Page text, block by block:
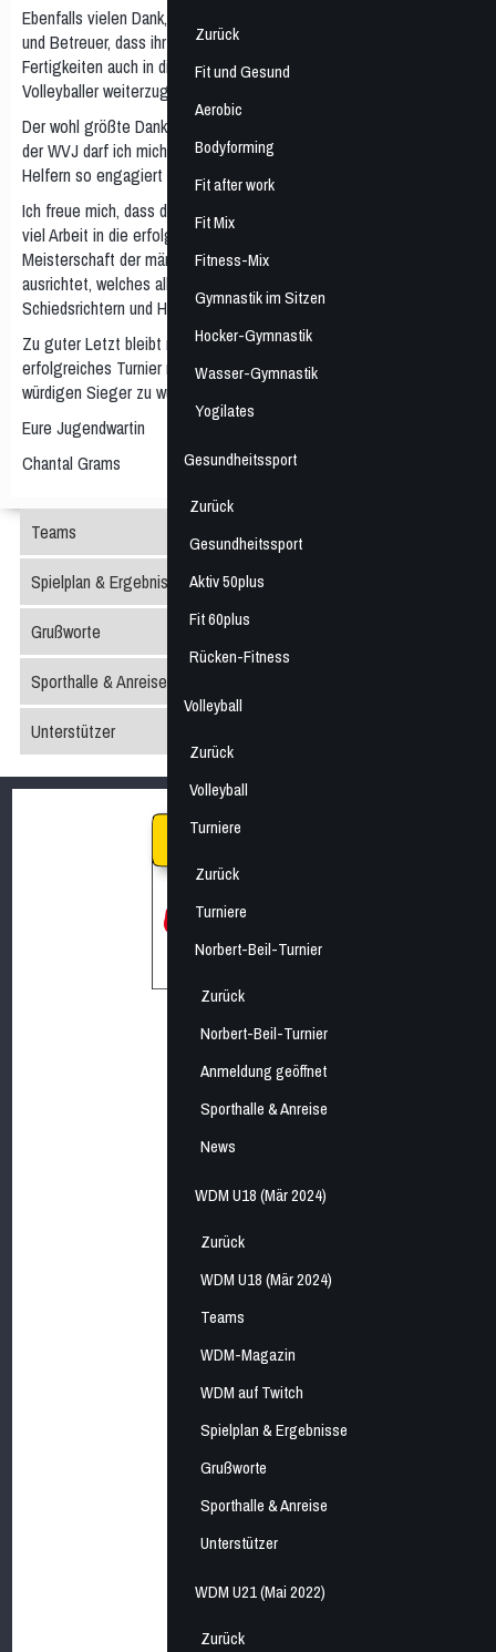
Zurück
Fit und Gesund
Aerobic
Bodyforming
Fit after work
Fit Mix
Fitness-Mix
Gymnastik im Sitzen
Hocker-Gymnastik
Wasser-Gymnastik
Yogilates
Gesundheitssport
Zurück
Gesundheitssport
Aktiv 50plus
Fit 60plus
Rücken-Fitness
Volleyball
Zurück
Volleyball
Turniere
Zurück
Turniere
Norbert-Beil-Turnier
Zurück
Norbert-Beil-Turnier
Anmeldung geöffnet
Sporthalle & Anreise
News
WDM U18 (Mär 2024)
Zurück
WDM U18 (Mär 2024)
Teams
WDM-Magazin
WDM auf Twitch
Spielplan & Ergebnisse
Grußworte
Sporthalle & Anreise
Unterstützer
WDM U21 (Mai 2022)
Zurück
Ebenfalls vielen Dank, an Eltern, Zuschauer, Schiedsrichter, Trainer
und Betreuer, dass ihr eure Freizeit nutzt, um euer Wissen und eure
Fertigkeiten auch in diesen Zeiten an eine neue Generation
Volleyballer weiterzugeben. Ohne euch alle würde es nicht gehen!
Der wohl größte Dank geht aber heute an die Ausrichter: im Namen
der WVJ darf ich mich herzlich dafür bedanken, dass ihr mit all euren
Helfern so engagiert seid solch ein Großereignis auszurichten.
Ich freue mich, dass der Turnbund Höntrop, als engagierter Verein
viel Arbeit in die erfolgreiche Ausrichtung der Westdeutschen
Meisterschaft der männlichen U21 investiert und damit ein Ereignis
ausrichtet, welches allen Teilnehmern, Zuschauern, Trainern,
Schiedsrichtern und Helfern in Erinnerung bleiben wird!
Zu guter Letzt bleibt mir nur noch ein spannendes und
erfolgreiches Turnier mit packender Atmosphäre und einem
würdigen Sieger zu wünschen!
Eure Jugendwartin
Chantal Grams
Teams
Spielplan & Ergebnisse
Grußworte
Sporthalle & Anreise
Unterstützer